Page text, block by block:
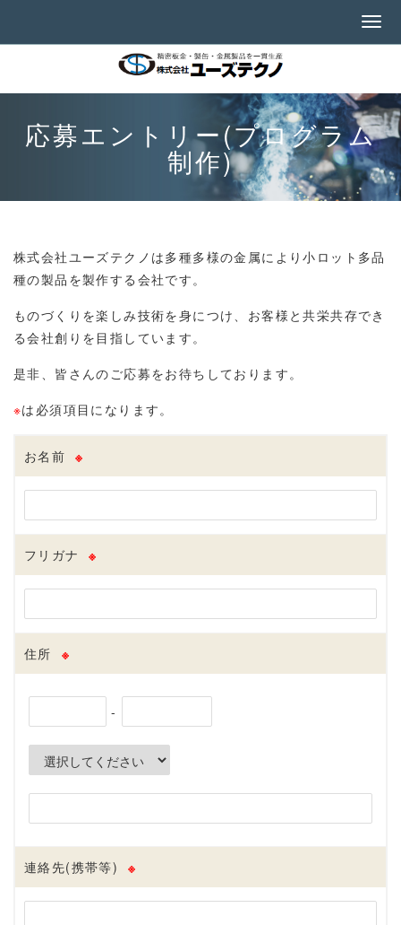
応募エントリー(プログラム
制作)
株式会社ユーズテクノは多種多様の金属により小ロット多品
種の製品を製作する会社です。
ものづくりを楽しみ技術を身につけ、お客様と共栄共存でき
る会社創りを目指しています。
是非、皆さんのご応募をお待ちしております。
※は必須項目になります。
お名前 ※
フリガナ ※
住所 ※
-
連絡先(携帯等) ※